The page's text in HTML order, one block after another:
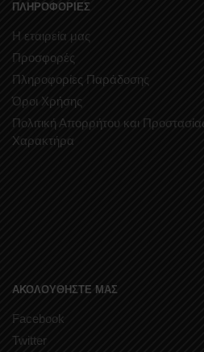
ΠΛΗΡΟΦΟΡΙΕΣ
Η εταιρεία μας
Προσφορές
Πληροφορίες Παράδοσης
Όροι Χρήσης
Πολιτική Απορρήτου και
Χαρακτήρα
ΑΚΟΛΟΥΘΗΣΤΕ ΜΑΣ
Facebook
Twitter